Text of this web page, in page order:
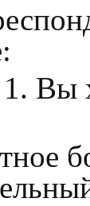
Вы